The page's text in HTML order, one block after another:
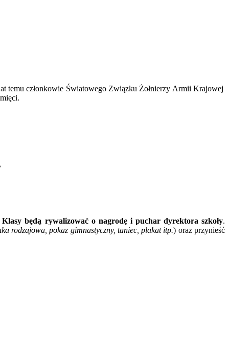
temu członkowie Światowego Związku Żołnierzy Armii Krajowej
Klasy będą rywalizować o nagrodę i puchar dyrektora szkoły.
rodzajowa, pokaz gimnastyczny, taniec, plakat itp.) oraz przynieść